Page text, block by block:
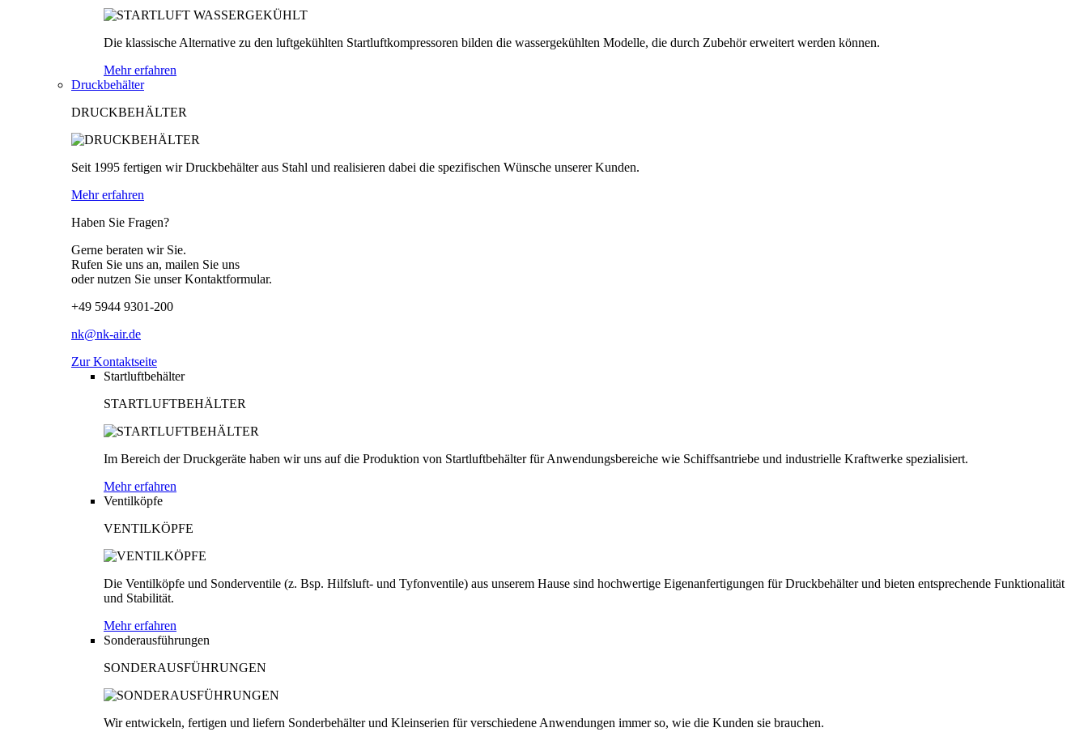
Die klassische Alternative zu den luftgekühlten Startluftkompressoren bilden die wassergekühlten Modelle, die durch Zubehör erweitert werden können.
Mehr erfahren
Druckbehälter
DRUCKBEHÄLTER
Seit 1995 fertigen wir Druckbehälter aus Stahl und realisieren dabei die spezifischen Wünsche unserer Kunden.
Mehr erfahren
Haben Sie Fragen?
Gerne beraten wir Sie.
Rufen Sie uns an, mailen Sie uns
oder nutzen Sie unser Kontaktformular.
+49 5944 9301-200
nk@nk-air.de
Zur Kontaktseite
Startluftbehälter
STARTLUFTBEHÄLTER
Im Bereich der Druckgeräte haben wir uns auf die Produktion von Startluftbehälter für Anwendungsbereiche wie Schiffsantriebe und industrielle Kraftwerke spezialisiert.
Mehr erfahren
Ventilköpfe
VENTILKÖPFE
Die Ventilköpfe und Sonderventile (z. Bsp. Hilfsluft- und Tyfonventile) aus unserem Hause sind hochwertige Eigenanfertigungen für Druckbehälter und bieten entsprechende Funktionalität
und Stabilität.
Mehr erfahren
Sonderausführungen
SONDERAUSFÜHRUNGEN
Wir entwickeln, fertigen und liefern Sonderbehälter und Kleinserien für verschiedene Anwendungen immer so, wie die Kunden sie brauchen.